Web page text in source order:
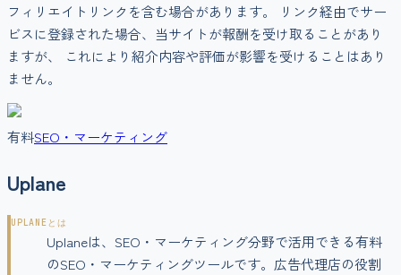
フィリエイトリンクを含む場合があります。 リンク経由でサー
ビスに登録された場合、当サイトが報酬を受け取ることがあり
ますが、 これにより紹介内容や評価が影響を受けることはあり
ません。
有料SEO・マーケティング
Uplane
UPLANEとは
Uplaneは、SEO・マーケティング分野で活用できる有料
のSEO・マーケティングツールです。広告代理店の役割